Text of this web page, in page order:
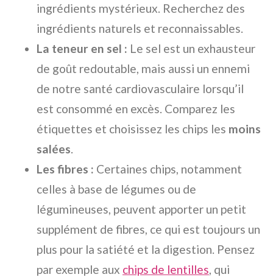
ingrédients mystérieux. Recherchez des
ingrédients naturels et reconnaissables.
La teneur en sel : Le sel est un exhausteur
de goût redoutable, mais aussi un ennemi
de notre santé cardiovasculaire lorsqu’il
est consommé en excès. Comparez les
étiquettes et choisissez les chips les moins
salées.
Les fibres : Certaines chips, notamment
celles à base de légumes ou de
légumineuses, peuvent apporter un petit
supplément de fibres, ce qui est toujours un
plus pour la satiété et la digestion. Pensez
par exemple aux chips de lentilles, qui